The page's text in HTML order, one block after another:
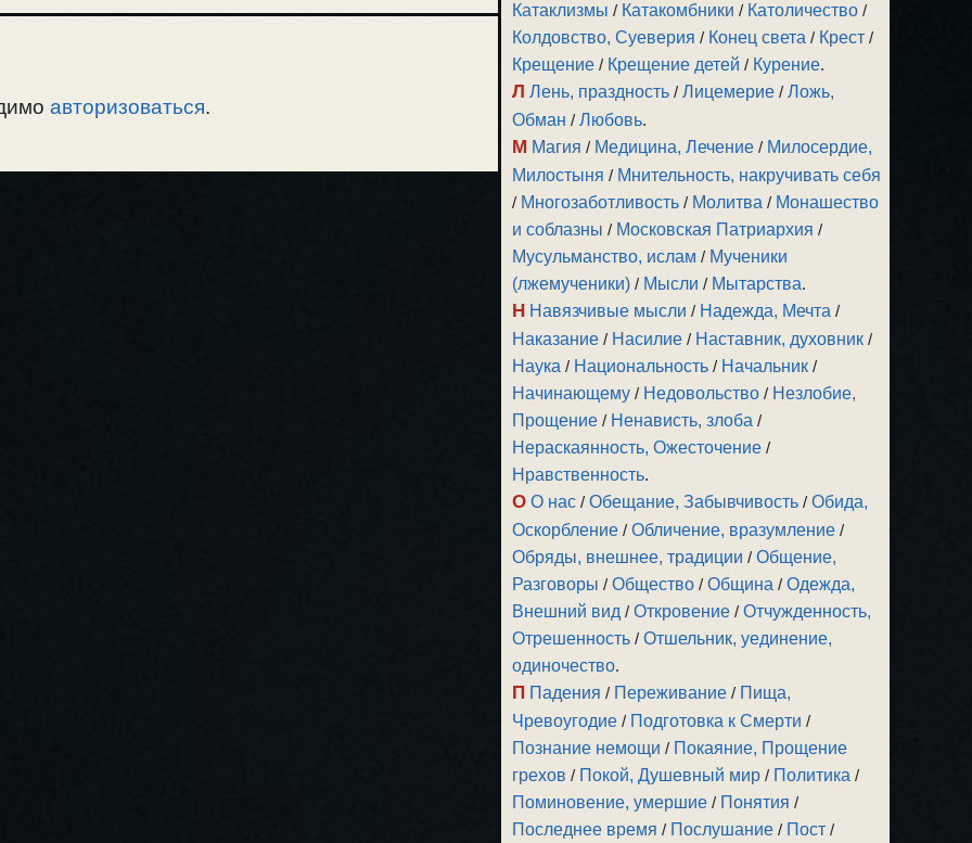
авторизоваться.
Катаклизмы / Катакомбники / Католичество /
Колдовство, Суеверия / Конец света / Крест /
Крещение / Крещение детей / Курение.
Л Лень, праздность /Лицемерие /Ложь,
Обман /Любовь.
М Магия / Медицина, Лечение / Милосердие,
Милостыня / Мнительность, накручивать себя
/ Многозаботливость / Молитва / Монашество
и соблазны / Московская Патриархия /
Мусульманство, ислам / Мученики
(лжемученики) / Мысли / Мытарства.
Н Навязчивые мысли / Надежда, Мечта /
Наказание / Насилие / Наставник, духовник /
Наука / Национальность / Начальник /
Начинающему / Недовольство / Незлобие,
Прощение / Ненависть, злоба /
Нераскаянность, Ожесточение /
Нравственность.
О О нас /Обещание, Забывчивость /Обида,
Оскорбление /Обличение, вразумление /
Обряды, внешнее, традиции /Общение,
Разговоры /Общество /Община /Одежда,
Внешний вид /Откровение /Отчужденность,
Отрешенность /Отшельник, уединение,
одиночество.
П Падения / Переживание / Пища,
Чревоугодие / Подготовка к Смерти /
Познание немощи / Покаяние, Прощение
грехов / Покой, Душевный мир / Политика /
Поминовение, умершие / Понятия /
Последнее время / Послушание / Пост /